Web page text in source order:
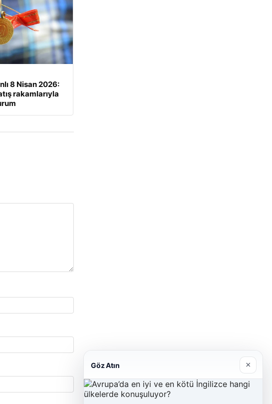
8 Nisan 2026:
rakamlarıyla
Göz Atın ×